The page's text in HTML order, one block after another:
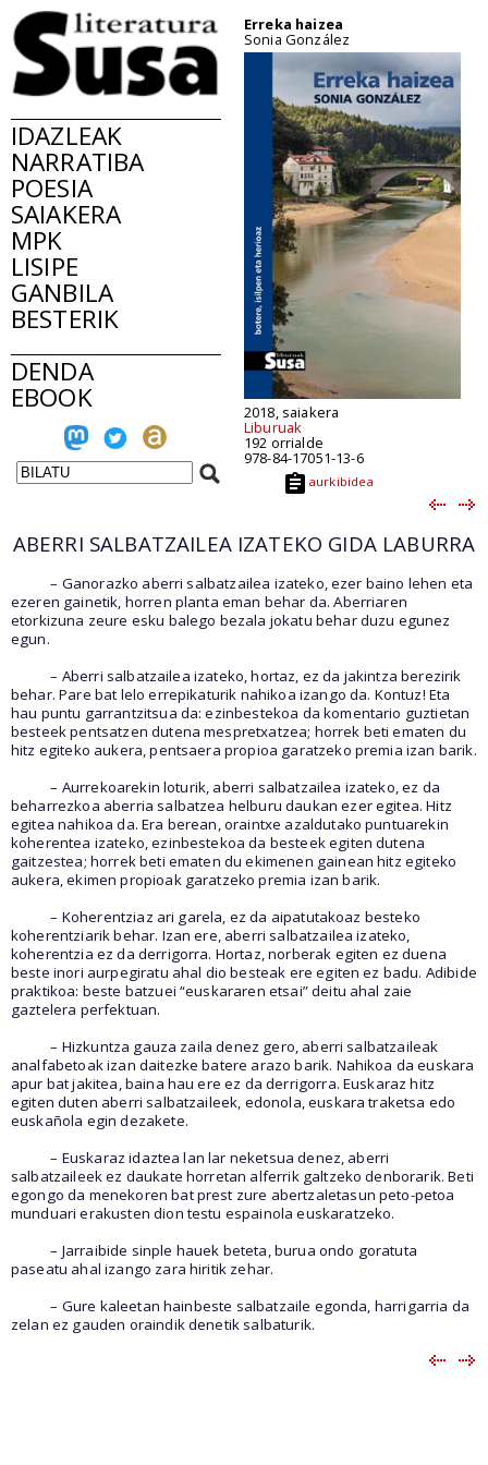
IDAZLEAK
NARRATIBA
POESIA
SAIAKERA
MPK
LISIPE
GANBILA
BESTERIK
DENDA
EBOOK
Erreka haizea
Sonia González
2018, saiakera
Liburuak
192 orrialde
978-84-17051-13-6
aurkibidea
ABERRI SALBATZAILEA IZATEKO GIDA LABURRA
– Ganorazko aberri salbatzailea izateko, ezer baino lehen eta
ezeren gainetik, horren planta eman behar da. Aberriaren
etorkizuna zeure esku balego bezala jokatu behar duzu egunez
egun.
– Aberri salbatzailea izateko, hortaz, ez da jakintza berezirik
behar. Pare bat lelo errepikaturik nahikoa izango da. Kontuz! Eta
hau puntu garrantzitsua da: ezinbestekoa da komentario guztietan
besteek pentsatzen dutena mespretxatzea; horrek beti ematen du
hitz egiteko aukera, pentsaera propioa garatzeko premia izan barik.
– Aurrekoarekin loturik, aberri salbatzailea izateko, ez da
beharrezkoa aberria salbatzea helburu daukan ezer egitea. Hitz
egitea nahikoa da. Era berean, oraintxe azaldutako puntuarekin
koherentea izateko, ezinbestekoa da besteek egiten dutena
gaitzestea; horrek beti ematen du ekimenen gainean hitz egiteko
aukera, ekimen propioak garatzeko premia izan barik.
– Koherentziaz ari garela, ez da aipatutakoaz besteko
koherentziarik behar. Izan ere, aberri salbatzailea izateko,
koherentzia ez da derrigorra. Hortaz, norberak egiten ez duena
beste inori aurpegiratu ahal dio besteak ere egiten ez badu. Adibide
praktikoa: beste batzuei “euskararen etsai” deitu ahal zaie
gaztelera perfektuan.
– Hizkuntza gauza zaila denez gero, aberri salbatzaileak
analfabetoak izan daitezke batere arazo barik. Nahikoa da euskara
apur bat jakitea, baina hau ere ez da derrigorra. Euskaraz hitz
egiten duten aberri salbatzaileek, edonola, euskara traketsa edo
euskañola egin dezakete.
– Euskaraz idaztea lan lar neketsua denez, aberri
salbatzaileek ez daukate horretan alferrik galtzeko denborarik. Beti
egongo da menekoren bat prest zure abertzaletasun peto-petoa
munduari erakusten dion testu espainola euskaratzeko.
– Jarraibide sinple hauek beteta, burua ondo goratuta
paseatu ahal izango zara hiritik zehar.
– Gure kaleetan hainbeste salbatzaile egonda, harrigarria da
zelan ez gauden oraindik denetik salbaturik.